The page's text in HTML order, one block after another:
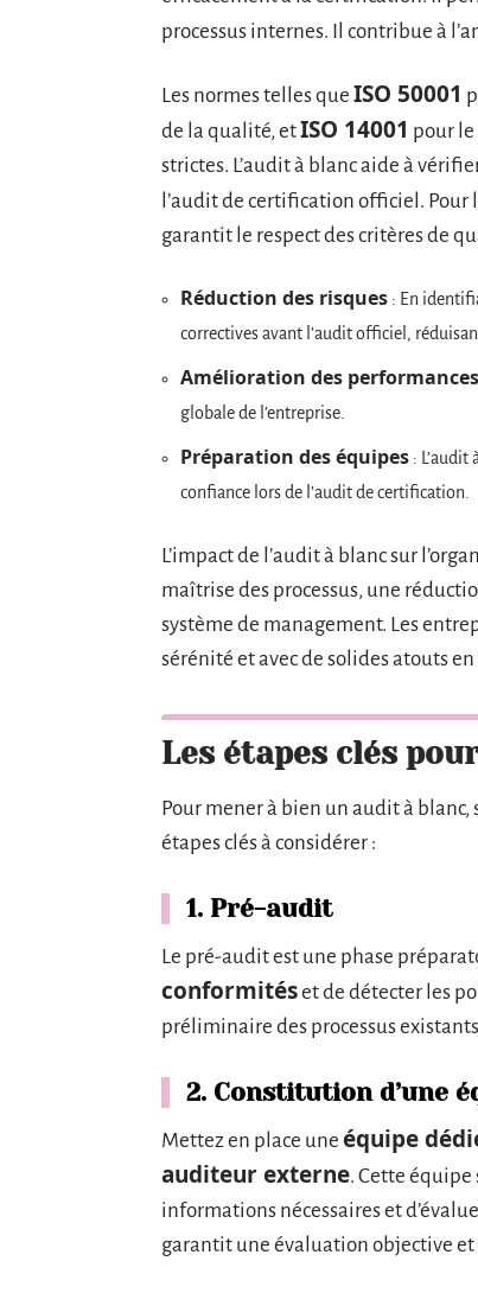
processus internes. Il contribue à
Les normes telles que ISO 50001
de la qualité, etISO 14001 pour
strictes. L’audit à blanc aide à
l’audit de certification officiel.
garantit le respect des critères de
Réduction des risques : En
correctives avant l’audit officiel,
Amélioration des performances
globale de l’entreprise.
Préparation des équipes :
confiance lors de l’audit de certification.
L’impact de l’audit à blanc sur
maîtrise des processus, une
système de management. Les
sérénité et avec de solides atouts
Les étapes clés
Pour mener à bien un audit à
étapes clés à considérer :
1. Pré-audit
Le pré-audit est une phase
conformitéset de détecter les
préliminaire des processus
2. Constitution d’une
Mettez en place une équipe
auditeur externe. Cette équipe
informations nécessaires et
garantit une évaluation objective